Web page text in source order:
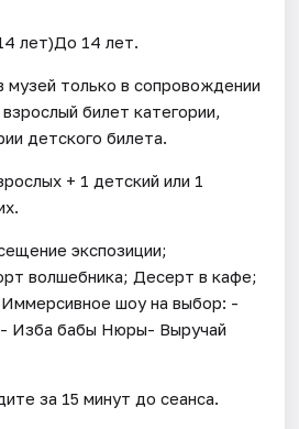
лет)До 14 лет.
музей только в сопровождении
билет категории,
детского билета.
+ 1 детский или 1
экспозиции;
волшебника; Десерт в кафе;
шоу на выбор: -
Изба бабы Нюры- Выручай
за 15 минут до сеанса.